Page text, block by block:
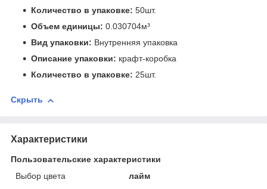
Количество в упаковке: 50шт.
Объем единицы: 0.030704м³
Вид упаковки: Внутренняя упаковка
Описание упаковки: крафт-коробка
Количество в упаковке: 25шт.
Скрыть
Характеристики
Пользовательские характеристики
Выбор цвета
лайм